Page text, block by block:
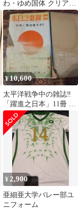
わ・ゆめ国体 クリアフ
ァイル&シールセット
（1998年）
¥10,600
太平洋戦争中の雑誌‼️
「躍進之日本」11冊 現
物です‼️
¥2,900
亜細亜大学バレー部ユ
ニフォーム